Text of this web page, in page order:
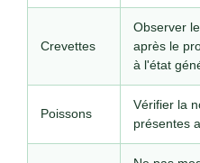
Crevettes
Observer
après le
à l'état
Poissons
Vérifier la
présentes